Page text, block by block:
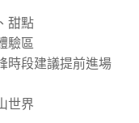
甜點
驗區
時段建議提前進場
世界